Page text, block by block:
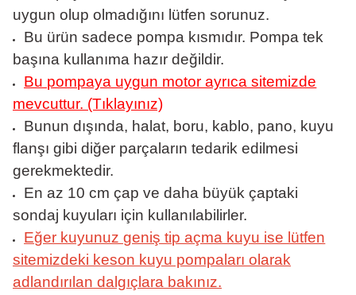
uygun olup olmadığını lütfen sorunuz.
Bu ürün sadece pompa kısmıdır. Pompa tek
başına kullanıma hazır değildir.
Bu pompaya uygun motor ayrıca sitemizde
mevcuttur. (Tıklayınız)
Bunun dışında, halat, boru, kablo, pano, kuyu
flanşı gibi diğer parçaların tedarik edilmesi
gerekmektedir.
En az 10 cm çap ve daha büyük çaptaki
sondaj kuyuları için kullanılabilirler.
Eğer kuyunuz geniş tip açma kuyu ise lütfen
sitemizdeki keson kuyu pompaları olarak
adlandırılan dalgıçlara bakınız.